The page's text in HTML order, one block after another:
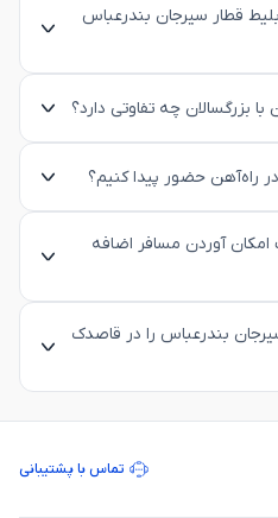
قطار سیرجان بندرعباس
بزرگسالان چه تفاوتی دارد؟
راه‌آهن حضور پیدا کنیم؟
امکان آوردن مسافر اضافه
بندرعباس را در قاصدک
تماس با پشتیبانی